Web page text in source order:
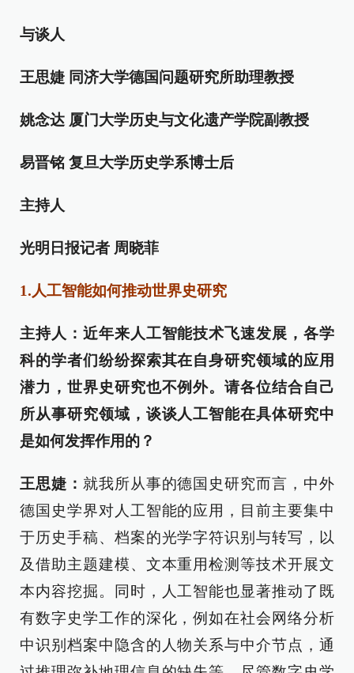
与谈人
王思婕 同济大学德国问题研究所助理教授
姚念达 厦门大学历史与文化遗产学院副教授
易晋铭 复旦大学历史学系博士后
主持人
光明日报记者 周晓菲
1.人工智能如何推动世界史研究
主持人：近年来人工智能技术飞速发展，各学
科的学者们纷纷探索其在自身研究领域的应用
潜力，世界史研究也不例外。请各位结合自己
所从事研究领域，谈谈人工智能在具体研究中
是如何发挥作用的？
王思婕： 就我所从事的德国史研究而言，中外
德国史学界对人工智能的应用，目前主要集中
于历史手稿、档案的光学字符识别与转写，以
及借助主题建模、文本重用检测等技术开展文
本内容挖掘。同时，人工智能也显著推动了既
有数字史学工作的深化，例如在社会网络分析
中识别档案中隐含的人物关系与中介节点，通